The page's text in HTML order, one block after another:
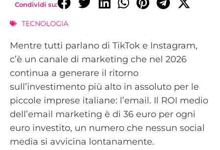
Condividi su:
TECNOLOGIA
Mentre tutti parlano di TikTok e Instagram,
c’è un canale di marketing che nel 2026
continua a generare il ritorno
sull’investimento più alto in assoluto per le
piccole imprese italiane: l’email. Il ROI medio
dell’email marketing è di 36 euro per ogni
euro investito, un numero che nessun social
media si avvicina lontanamente.